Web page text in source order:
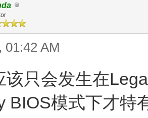
01:42 AM
该只会发生在
BIOS模式下才特